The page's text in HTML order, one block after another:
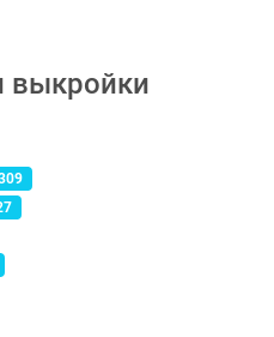
выкройки